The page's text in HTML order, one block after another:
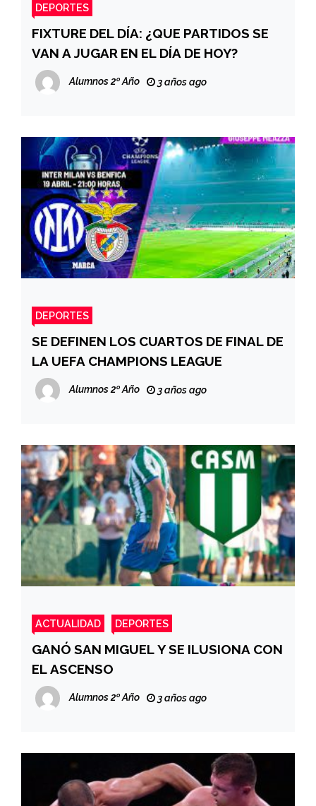
DEPORTES
FIXTURE DEL DÍA: ¿QUE PARTIDOS SE
VAN A JUGAR EN EL DÍA DE HOY?
Alumnos 2º Año 3 años ago
DEPORTES
SE DEFINEN LOS CUARTOS DE FINAL DE
LA UEFA CHAMPIONS LEAGUE
Alumnos 2º Año 3 años ago
ACTUALIDAD DEPORTES
GANÓ SAN MIGUEL Y SE ILUSIONA CON
EL ASCENSO
Alumnos 2º Año 3 años ago